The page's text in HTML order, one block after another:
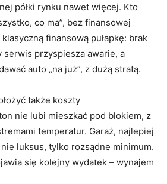
półki rynku nawet więcej. Kto
co ma”, bez finansowej
finansową pułapkę: brak
serwis przyspiesza awarie, a
auto „na już”, z dużą stratą.
także koszty
nie lubi mieszkać pod blokiem, z
temperatur. Garaż, najlepiej
luksus, tylko rozsądne minimum.
się kolejny wydatek – wynajem